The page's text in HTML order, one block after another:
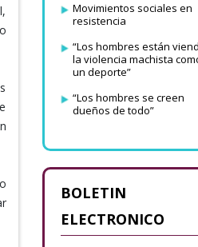
Movimientos sociales en
resistencia
“Los hombres están
la violencia machista
un deporte”
“Los hombres se creen
dueños de todo”
BOLETIN
ELECTRONICO